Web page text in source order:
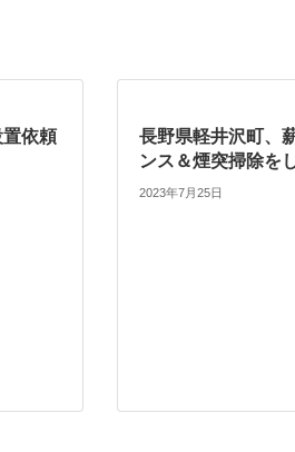
依頼
長野県軽井沢町、
ンス＆煙突掃除を
2023年7月25日